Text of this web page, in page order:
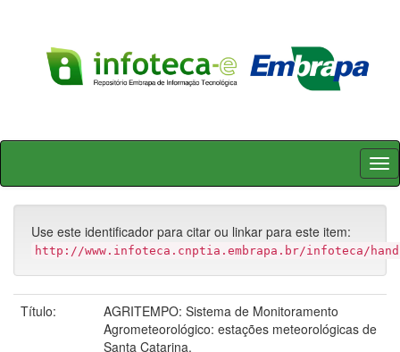
Skip
Use este identificador para citar ou linkar para este item:
http://www.infoteca.cnptia.embrapa.br/infoteca/
Título:
AGRITEMPO: Sistema de Monitoramento
Agrometeorológico: estações meteorológicas de
Santa Catarina.